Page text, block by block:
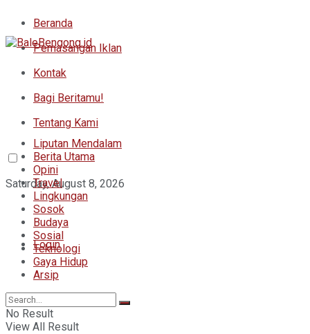
Beranda
Pemasangan Iklan
Kontak
Bagi Beritamu!
Tentang Kami
Saturday, August 8, 2026
Login
Liputan Mendalam
Berita Utama
Opini
Travel
Lingkungan
Sosok
Budaya
Sosial
Teknologi
Gaya Hidup
Arsip
No Result
View All Result